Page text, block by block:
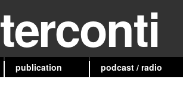
publication podcast / radio